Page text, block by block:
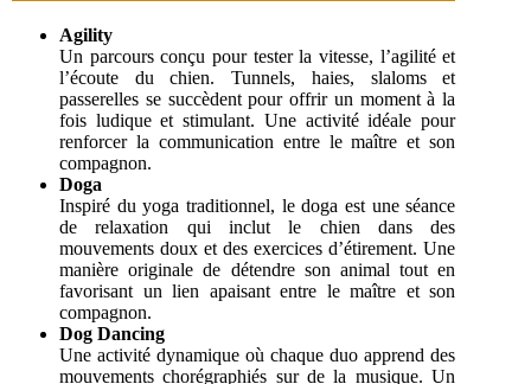
Agility
Un parcours conçu pour tester la vitesse, l’agilité et
l’écoute du chien. Tunnels, haies, slaloms et
passerelles se succèdent pour offrir un moment à la
fois ludique et stimulant. Une activité idéale pour
renforcer la communication entre le maître et son
compagnon.
Doga
Inspiré du yoga traditionnel, le doga est une séance
de relaxation qui inclut le chien dans des
mouvements doux et des exercices d’étirement. Une
manière originale de détendre son animal tout en
favorisant un lien apaisant entre le maître et son
compagnon.
Dog Dancing
Une activité dynamique où chaque duo apprend des
mouvements chorégraphiés sur de la musique. Un